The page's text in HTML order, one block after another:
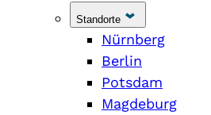
Standorte
Nürnberg
Berlin
Potsdam
Magdeburg